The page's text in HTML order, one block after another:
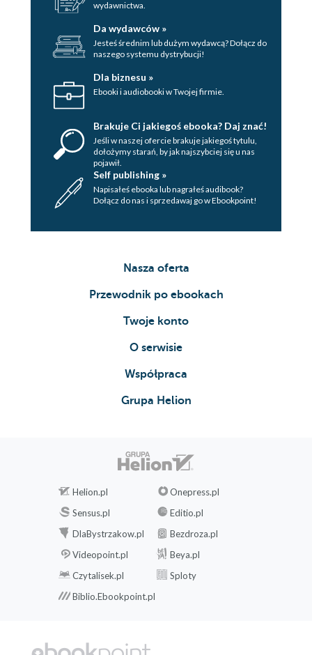
wydawnictwa.
Da wydawców »
Jesteś średnim lub dużym wydawcą? Dołącz do
naszego systemu dystrybucji!
Dla biznesu »
Ebooki i audiobooki w Twojej firmie.
Brakuje Ci jakiegoś ebooka? Daj znać!
Jeśli w naszej ofercie brakuje jakiegoś tytulu,
dołożymy starań, by jak najszybciej się u nas
pojawił.
Self publishing »
Napisałeś ebooka lub nagrałeś audibook?
Dołącz do nas i sprzedawaj go w Ebookpoint!
Nasza oferta
Przewodnik po ebookach
Twoje konto
O serwisie
Współpraca
Grupa Helion
Helion.pl
Onepress.pl
Sensus.pl
Editio.pl
DlaBystrzakow.pl
Bezdroza.pl
Videopoint.pl
Beya.pl
Czytalisek.pl
Sploty
Biblio.Ebookpoint.pl